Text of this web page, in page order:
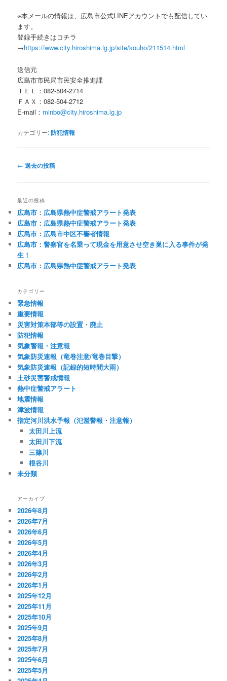
※本メールの情報は、広島市公式LINEアカウントでも配信してい
ます。
登録手続きはコチラ
→https://www.city.hiroshima.lg.jp/site/kouho/211514.html
送信元
広島市市民局市民安全推進課
ＴＥＬ：082-504-2714
ＦＡＸ：082-504-2712
E-mail： minbo@city.hiroshima.lg.jp
カテゴリー:防犯情報
投
ナ
ビ
ゲ
ー
シ
ョ
ン
← 過去の投稿
最近の投稿
広島市：広島県熱中症警戒アラート発表
広島市：広島県熱中症警戒アラート発表
広島市：広島市中区不審者情報
広島市：警察官を名乗って現金を用意させ空き巣に入る事件が発
生！
広島市：広島県熱中症警戒アラート発表
カテゴリー
緊急情報
重要情報
災害対策本部等の設置・廃止
防犯情報
気象警報・注意報
気象防災速報（竜巻注意/竜巻目撃）
気象防災速報（記録的短時間大雨）
土砂災害警戒情報
熱中症警戒アラート
地震情報
津波情報
指定河川洪水予報（氾濫警報・注意報）
太田川上流
太田川下流
三篠川
根谷川
未分類
アーカイブ
2026年8月
2026年7月
2026年6月
2026年5月
2026年4月
2026年3月
2026年2月
2026年1月
2025年12月
2025年11月
2025年10月
2025年9月
2025年8月
2025年7月
2025年6月
2025年5月